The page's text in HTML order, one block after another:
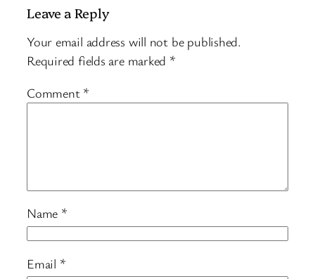
Leave a Reply
Your email address will not be published.
Required fields are marked *
Comment *
Name *
Email *